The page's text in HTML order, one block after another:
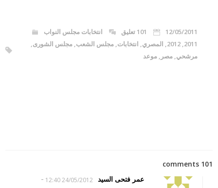
12/05/2011 101 تعليق
انتخابات مجلس النواب
2011
,
2012
, المصري, انتخابات,مجلس الشعب,مجلس الشورى,
مرشحي,مصر ,موعد
101 comments
عمر فتحى السيد
24/05/2012 12:40
-